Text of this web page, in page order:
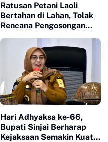
Ratusan Petani Laoli
Bertahan di Lahan, Tolak
Rencana Pengosongan
Hari Adhyaksa ke-66,
Bupati Sinjai Berharap
Kejaksaan Semakin Kuat